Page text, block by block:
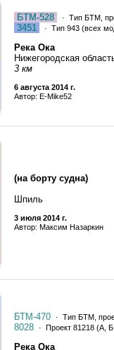
БТМ-528 · Тип БТМ,
3451 · Тип 943 (всех
Река Ока
Нижегородская
3 км
6 августа 2014 г.
Автор: E-Mike52
(на борту судна)
Шпиль
3 июля 2014 г.
Автор: Максим Назаркин
БТМ-470 · Тип БТМ,
8028 · Проект 81218 (А,
Река Ока